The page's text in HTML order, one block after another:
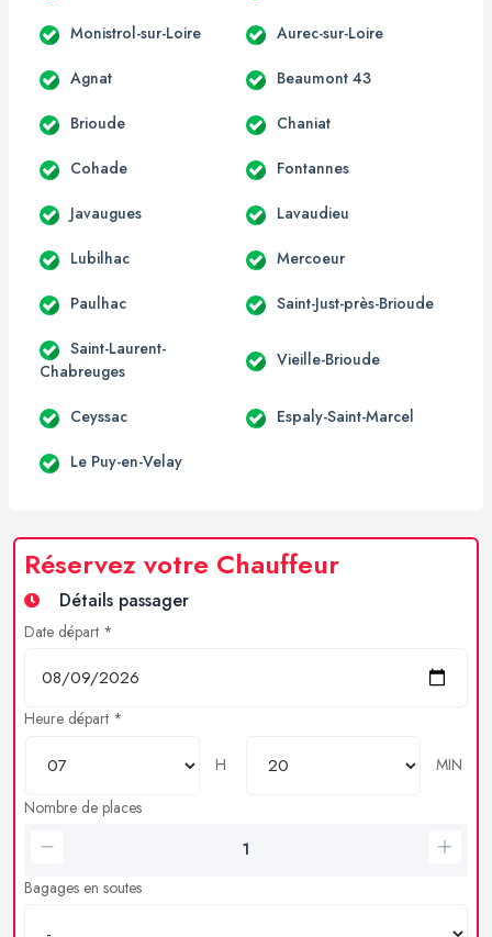
Monistrol-sur-Loire Aurec-sur-Loire
Agnat Beaumont 43
Brioude Chaniat
Cohade Fontannes
Javaugues Lavaudieu
Lubilhac Mercoeur
Paulhac Saint-Just-près-Brioude
Saint-Laurent-
Chabreuges
Vieille-Brioude
Ceyssac Espaly-Saint-Marcel
Le Puy-en-Velay
Réservez votre Chauffeur
Détails passager
Date départ *
Heure départ *
H
MIN
Nombre de places
Bagages en soutes